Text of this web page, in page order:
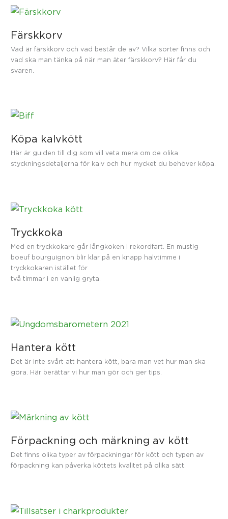
Färskkorv
Vad är färskkorv och vad består de av? Vilka sorter finns och
vad ska man tänka på när man äter färskkorv? Här får du
svaren.
Köpa kalvkött
Här är guiden till dig som vill veta mera om de olika
styckningsdetaljerna för kalv och hur mycket du behöver köpa.
Tryckkoka
Med en tryckkokare går långkoken i rekordfart. En mustig
boeuf bourguignon blir klar på en knapp halvtimme i
tryckkokaren istället för
två timmar i en vanlig gryta.
Hantera kött
Det är inte svårt att hantera kött, bara man vet hur man ska
göra. Här berättar vi hur man gör och ger tips.
Förpackning och märkning av kött
Det finns olika typer av förpackningar för kött och typen av
förpackning kan påverka köttets kvalitet på olika sätt.